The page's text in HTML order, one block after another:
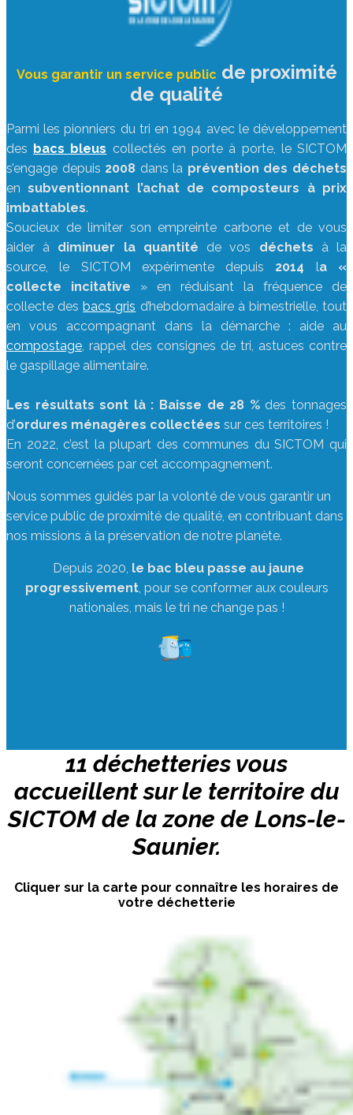
Vous garantir un service public de proximité
de qualité
Parmi les pionniers du tri en 1994 avec le développement
des bacs bleus collectés en porte à porte, le SICTOM
s’engage depuis 2008 dans la prévention des déchets
ensubventionnant l’achat de composteurs à prix
imbattables.
Soucieux de limiter son empreinte carbone et de vous
aider à diminuer la quantité de vos déchets à la
source, le SICTOM expérimente depuis 2014 la «
collecte incitative » en réduisant la fréquence de
collecte desbacs gris d’hebdomadaire à bimestrielle, tout
en vous accompagnant dans la démarche : aide au
compostage, rappel des consignes de tri, astuces contre
le gaspillage alimentaire.
Les résultats sont là : Baisse de 28 %des tonnages
d’ordures ménagères collectées sur ces territoires !
En 2022, c’est la plupart des communes du SICTOM qui
seront concernées par cet accompagnement.
Nous sommes guidés par la volonté de vous garantir un
service public de proximité de qualité, en contribuant dans
nos missions à la préservation de notre planète.
Depuis 2020, le bac bleu passe au jaune
progressivement, pour se conformer aux couleurs
nationales, mais le tri ne change pas !
11 déchetteries vous
accueillent sur le territoire du
SICTOM de la zone de Lons-le-
Saunier.
Cliquer sur la carte pour connaître les horaires de
votre déchetterie